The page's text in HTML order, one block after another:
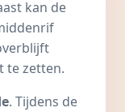
kan de
te zetten.
. Tijdens de